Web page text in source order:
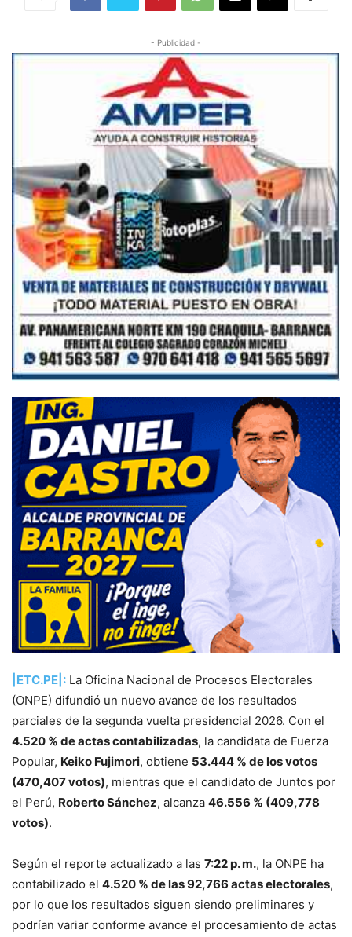
- Publicidad -
|ETC.PE|: La Oficina Nacional de Procesos Electorales
(ONPE) difundió un nuevo avance de los resultados
parciales de la segunda vuelta presidencial 2026. Con el
4.520 % de actas contabilizadas, la candidata de Fuerza
Popular, Keiko Fujimori, obtiene 53.444 % de los votos
(470,407 votos), mientras que el candidato de Juntos por
el Perú, Roberto Sánchez, alcanza 46.556 % (409,778
votos).
Según el reporte actualizado a las 7:22 p. m., la ONPE ha
contabilizado el 4.520 % de las 92,766 actas electorales,
por lo que los resultados siguen siendo preliminares y
podrían variar conforme avance el procesamiento de actas